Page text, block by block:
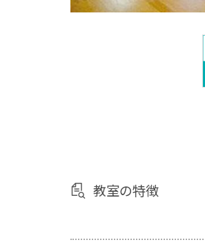
教室の特徴